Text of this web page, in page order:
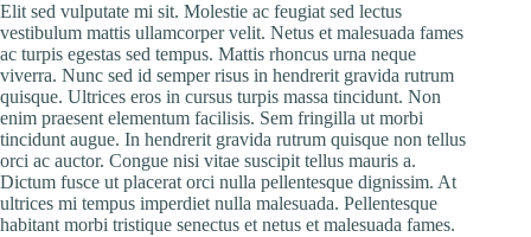
Elit sed vulputate mi sit. Molestie ac feugiat sed lectus
vestibulum mattis ullamcorper velit. Netus et malesuada fames
ac turpis egestas sed tempus. Mattis rhoncus urna neque
viverra. Nunc sed id semper risus in hendrerit gravida rutrum
quisque. Ultrices eros in cursus turpis massa tincidunt. Non
enim praesent elementum facilisis. Sem fringilla ut morbi
tincidunt augue. In hendrerit gravida rutrum quisque non tellus
orci ac auctor. Congue nisi vitae suscipit tellus mauris a.
Dictum fusce ut placerat orci nulla pellentesque dignissim. At
ultrices mi tempus imperdiet nulla malesuada. Pellentesque
habitant morbi tristique senectus et netus et malesuada fames.